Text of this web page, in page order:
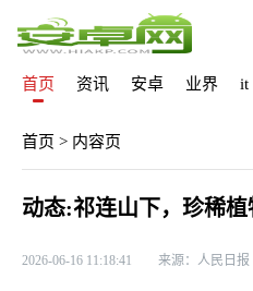
首页 资讯 安卓 业界 it
首页 > 内容页
动态:祁连山下，珍稀植
2026-06-16 11:18:41 来源：人民日报